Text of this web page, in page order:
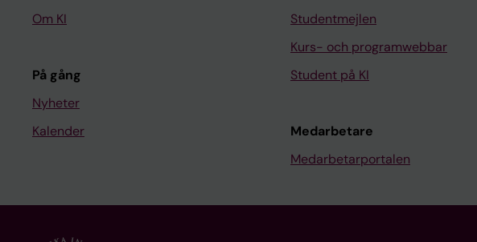
Om KI
På gång
Nyheter
Kalender
Studentmejlen
Kurs- och programwebbar
Student på KI
Medarbetare
Medarbetarportalen